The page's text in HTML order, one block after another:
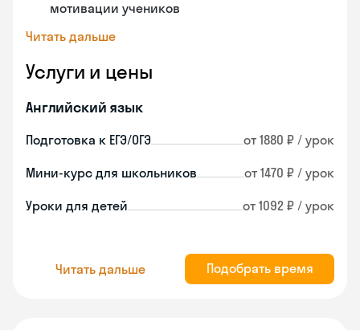
мотивации учеников
Читать дальше
Услуги и цены
Английский язык
Подготовка к ЕГЭ/ОГЭ от 1880 ₽ / урок
Мини-курс для школьников от 1470 ₽ / урок
Уроки для детей от 1092 ₽ / урок
Читать дальше Подобрать время